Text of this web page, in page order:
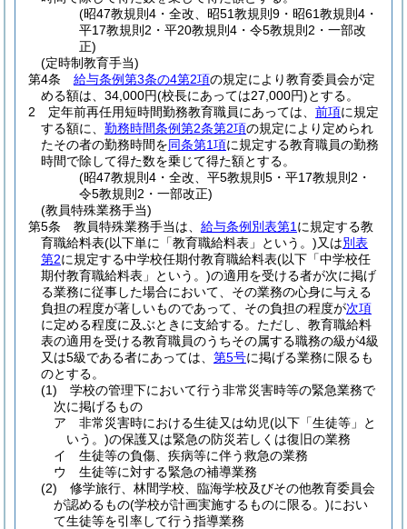
(昭47教規則4・全改、昭51教規則9・昭61教規則4・
平17教規則2・平20教規則4・令5教規則2・一部改
正)
(定時制教育手当)
第4条
給与条例第3条の4第2項の規定により教育委員会が定
める額は、34,000円(校長にあっては27,000円)とする。
2
定年前再任用短時間勤務教育職員にあっては、 前項に規定
する額に、 勤務時間条例第2条第2項の規定により定められ
たその者の勤務時間を同条第1項に規定する教育職員の勤務
時間で除して得た数を乗じて得た額とする。
(昭47教規則4・全改、平5教規則5・平17教規則2・
令5教規則2・一部改正)
(教員特殊業務手当)
第5条
教員特殊業務手当は、 給与条例別表第1 に規定する教
育職給料表(以下単に「教育職給料表」という。)又は別表
第2に規定する中学校任期付教育職給料表(以下「中学校任
期付教育職給料表」という。)の適用を受ける者が次に掲げ
る業務に従事した場合において、その業務の心身に与える
負担の程度が著しいものであって、その負担の程度が次項
に定める程度に及ぶときに支給する。 ただし、教育職給料
表の適用を受ける教育職員のうちその属する職務の級が4級
又は5級である者にあっては、 第5号に掲げる業務に限るも
のとする。
(1)
学校の管理下において行う非常災害時等の緊急業務で
次に掲げるもの
ア
非常災害時における生徒又は幼児(以下「生徒等」と
いう。)の保護又は緊急の防災若しくは復旧の業務
イ
生徒等の負傷、疾病等に伴う救急の業務
ウ
生徒等に対する緊急の補導業務
(2)
修学旅行、林間学校、臨海学校及びその他教育委員会
が認めるもの(学校が計画実施するものに限る。)におい
て生徒等を引率して行う指導業務